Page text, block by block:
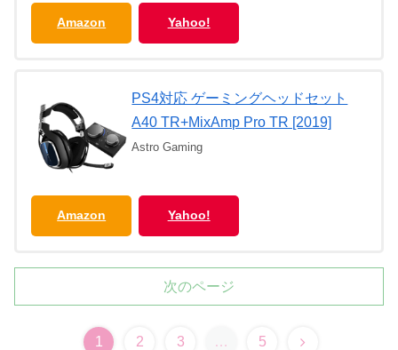
Amazon Yahoo!
PS4対応 ゲーミングヘッドセット
A40 TR+MixAmp Pro TR [2019]
Astro Gaming
Amazon Yahoo!
次のページ
1 2 3 … 5